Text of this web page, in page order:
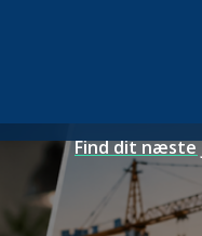
Find dit næste